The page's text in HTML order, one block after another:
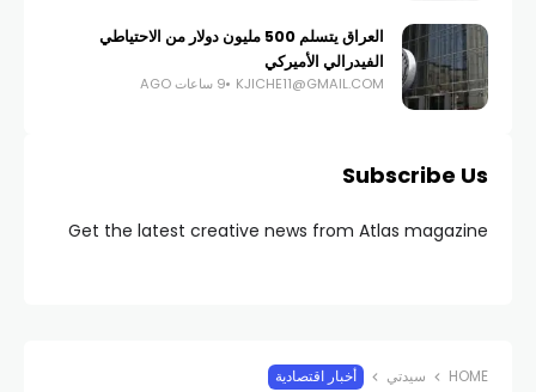
العراق يتسلم 500 مليون دولار من الاحتياطي
الفيدرالي الأميركي
KJICHE11@GMAIL.COM 9 ساعات AGO
Subscribe Us
Get the latest creative news from Atlas magazine
HOME سيدتي أخبار اقتصادية